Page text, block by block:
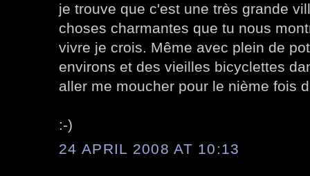
je trouve que c'est une très grande
choses charmantes que tu nous
vivre je crois. Même avec plein de
environs et des vieilles bicyclettes
aller me moucher pour le nième fois
:-)
24 APRIL 2008 AT 10:13